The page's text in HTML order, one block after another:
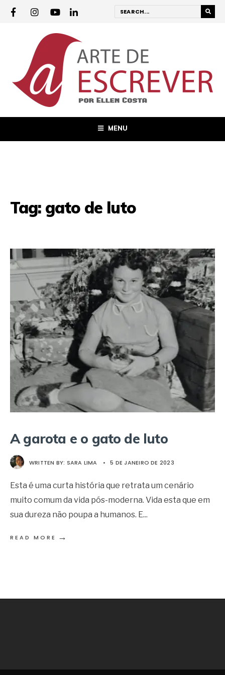
MENU
Tag: gato de luto
A garota e o gato de luto
WRITTEN BY: SARA LIMA • 5 DE JANEIRO DE 2023
Esta é uma curta história que retrata um cenário
muito comum da vida pós-moderna. Vida esta que em
sua dureza não poupa a humanos. E...
READ MORE →